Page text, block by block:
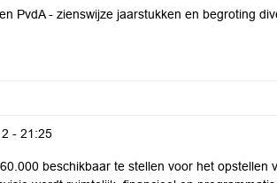
PvdA - zienswijze jaarstukken en begroting
- 21:25
beschikbaar te stellen voor het opstellen